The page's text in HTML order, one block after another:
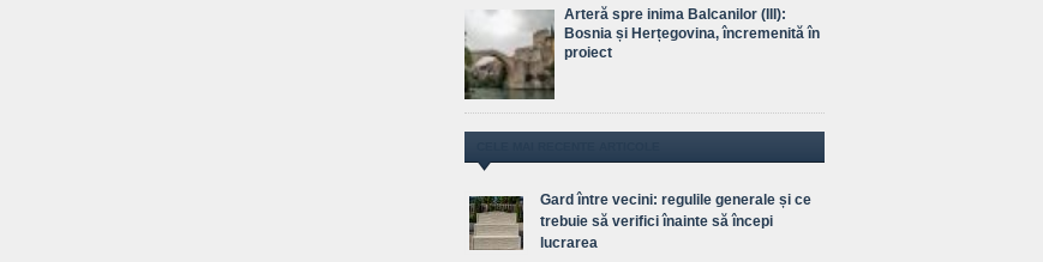
Arteră spre inima Balcanilor (III):
Bosnia și Herțegovina, încremenită în
proiect
Gard între vecini: regulile generale și ce
trebuie să verifici înainte să începi
lucrarea